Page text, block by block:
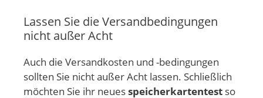
Lassen Sie die Versandbedingungen
nicht außer Acht
Auch die Versandkosten und -bedingungen
sollten Sie nicht außer Acht lassen. Schließlich
möchten Sie ihr neuesspeicherkartentest so